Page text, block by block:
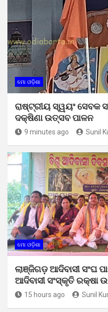
ମୋ ଓଡ଼ିଶା
ରାଷ୍ଟ୍ରୀୟ ସ୍ୱୟଂ ସେବକ
ଦକ୍ଷିଣା ଉତ୍ସବ ପାଳନ
9 minutes ago Sunil
ମୋ ଓଡ଼ିଶା
ଲାଞ୍ଜିଗଡ଼ ଆଦିବାସୀ ସଂଘ
ଆଦିବାସୀ ସଂସ୍କୃତି ରକ୍ଷା
15 hours ago Sunil